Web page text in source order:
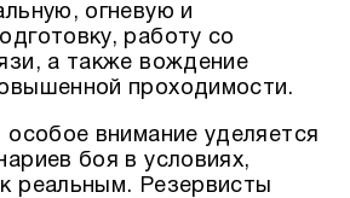
огневую и
работу со
а также вождение
проходимости.
особое внимание уделяется
боя в условиях,
реальным. Резервисты